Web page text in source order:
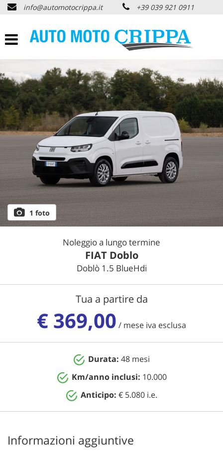
HOME
CHI SIAMO
LISTA VEICOLI
OFFERTE NOLEGGIO
ACQUISTIAMO USATO
ASSISTENZA
PNEUMATICI
CONTATTI
info@automotocrippa.it +39 039 921 0911
1 foto
Noleggio a lungo termine
FIAT Doblo
Doblò 1.5 BlueHdi
Tua a partire da
€ 369,00 / mese iva esclusa
Durata: 48 mesi
Km/anno inclusi: 10.000
Anticipo: € 5.080 i.e.
Informazioni aggiuntive